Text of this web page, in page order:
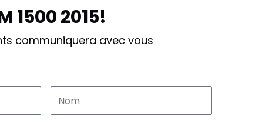
1500 2015!
communiquera avec vous